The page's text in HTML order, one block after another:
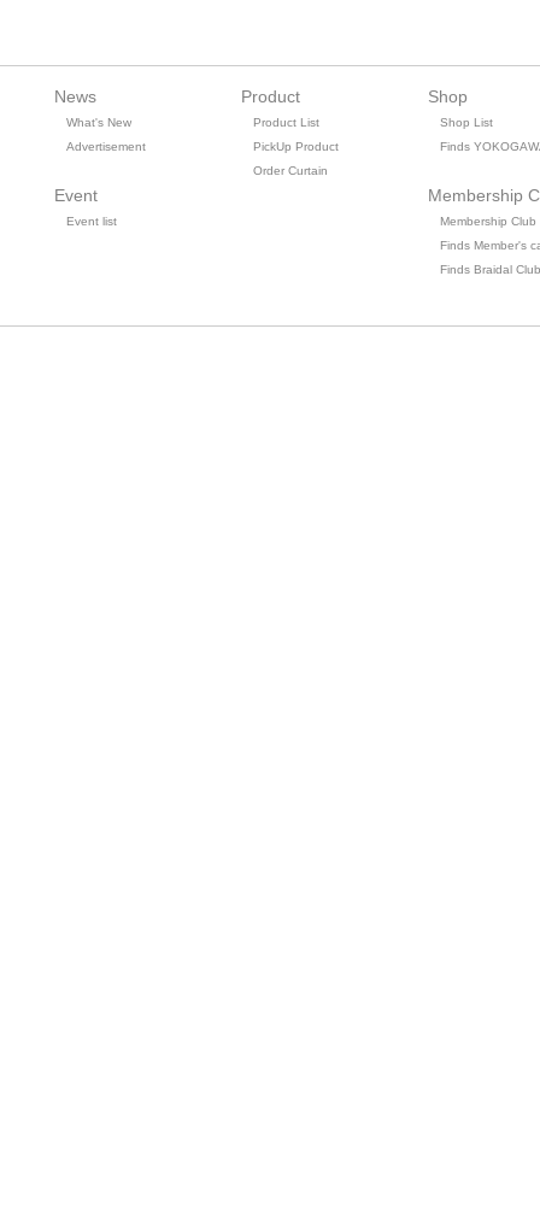
News
What's New
Advertisement
Event
Event list
Product
Product List
PickUp Product
Order Curtain
Shop
Shop List
Finds
Membership
Membership Club
Finds Member's
Finds Braidal Club